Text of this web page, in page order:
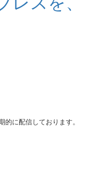
に配信しております。